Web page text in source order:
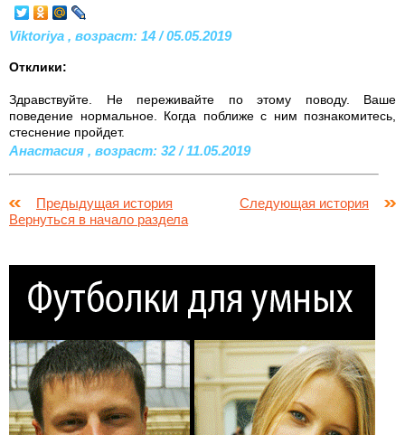
Viktoriya , возраст: 14 / 05.05.2019
Отклики:
Здравствуйте. Не переживайте по этому поводу. Ваше
поведение нормальное. Когда поближе с ним познакомитесь,
стеснение пройдет.
Анастасия , возраст: 32 / 11.05.2019
Предыдущая история
Следующая история
Вернуться в начало раздела